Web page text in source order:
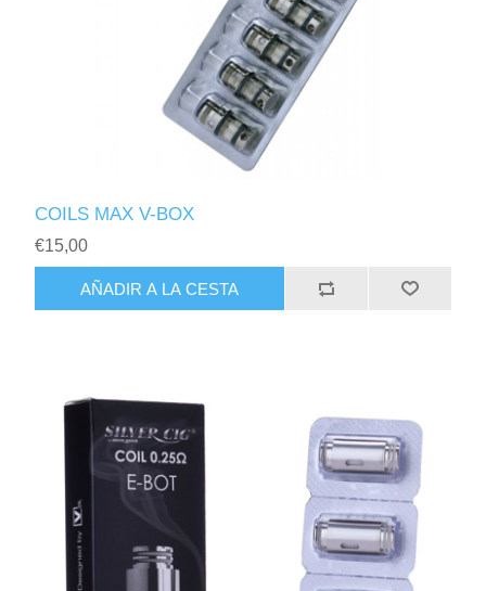
COILS MAX V-BOX
€15,00